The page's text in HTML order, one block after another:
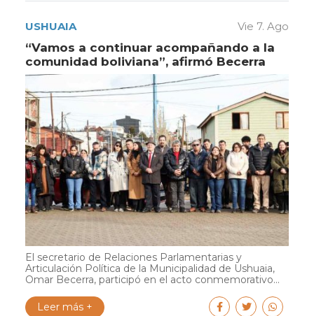
USHUAIA Vie 7. Ago
“Vamos a continuar acompañando a la
comunidad boliviana”, afirmó Becerra
El secretario de Relaciones Parlamentarias y
Articulación Política de la Municipalidad de Ushuaia,
Omar Becerra, participó en el acto conmemorativo...
Leer más +